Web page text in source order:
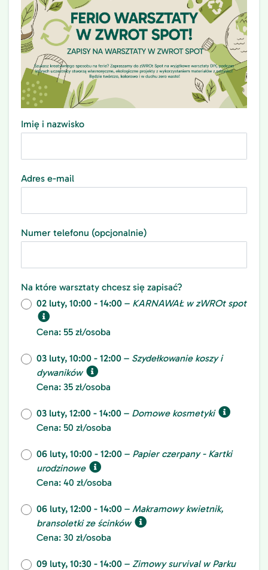
Imię i nazwisko
Adres e-mail
Numer telefonu (opcjonalnie)
Na które warsztaty chcesz się zapisać?
02 luty, 10:00 - 14:00 – KARNAWAŁ w zWROt spot
Cena: 55 zł/osoba
03 luty, 10:00 - 12:00 – Szydełkowanie koszy i
dywaników
Cena: 35 zł/osoba
03 luty, 12:00 - 14:00 – Domowe kosmetyki
Cena: 50 zł/osoba
06 luty, 10:00 - 12:00 – Papier czerpany - Kartki
urodzinowe
Cena: 40 zł/osoba
06 luty, 12:00 - 14:00 – Makramowy kwietnik,
bransoletki ze ścinków
Cena: 30 zł/osoba
09 luty, 10:30 - 14:00 – Zimowy survival w Parku